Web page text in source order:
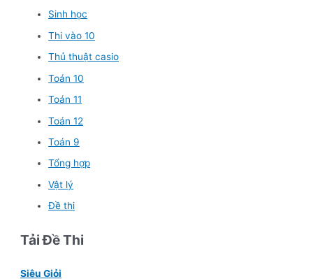
Sinh học
Thi vào 10
Thủ thuật casio
Toán 10
Toán 11
Toán 12
Toán 9
Tổng hợp
Vật lý
Đề thi
Tải Đề Thi
Siêu Giỏi